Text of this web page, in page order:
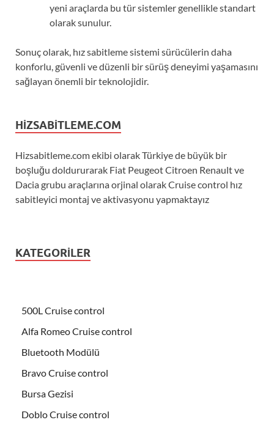
yeni araçlarda bu tür sistemler genellikle standart
olarak sunulur.
Sonuç olarak, hız sabitleme sistemi sürücülerin daha
konforlu, güvenli ve düzenli bir sürüş deneyimi yaşamasını
sağlayan önemli bir teknolojidir.
HIZSABITLEME.COM
Hizsabitleme.com ekibi olarak Türkiye de büyük bir
boşluğu doldururarak Fiat Peugeot Citroen Renault ve
Dacia grubu araçlarına orjinal olarak Cruise control hız
sabitleyici montaj ve aktivasyonu yapmaktayız
KATEGORILER
500L Cruise control
Alfa Romeo Cruise control
Bluetooth Modülü
Bravo Cruise control
Bursa Gezisi
Doblo Cruise control